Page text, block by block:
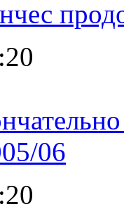
06